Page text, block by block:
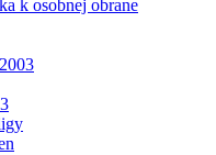
k osobnej obrane